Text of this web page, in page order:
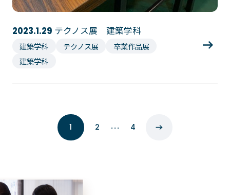
2023.1.29 テクノス展 建築学科
建築学科 テクノス展
卒業作品展
建築学科
1 2 … 4